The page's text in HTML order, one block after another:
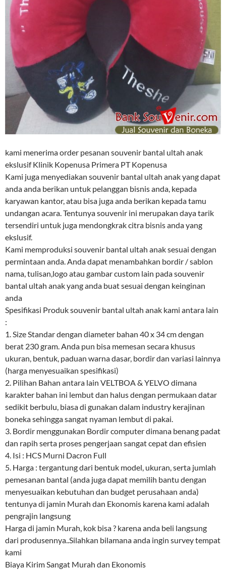
kami menerima order pesanan souvenir bantal ultah anak
ekslusif Klinik Kopenusa Primera PT Kopenusa
Kami juga menyediakan souvenir bantal ultah anak yang dapat
anda anda berikan untuk pelanggan bisnis anda, kepada
karyawan kantor, atau bisa juga anda berikan kepada tamu
undangan acara. Tentunya souvenir ini merupakan daya tarik
tersendiri untuk juga mendongkrak citra bisnis anda yang
ekslusif.
Kami memproduksi souvenir bantal ultah anak sesuai dengan
permintaan anda. Anda dapat menambahkan bordir / sablon
nama, tulisan,logo atau gambar custom lain pada souvenir
bantal ultah anak yang anda buat sesuai dengan keinginan
anda
Spesifikasi Produk souvenir bantal ultah anak kami antara lain
:
1. Size Standar dengan diameter bahan 40 x 34 cm dengan
berat 230 gram. Anda pun bisa memesan secara khusus
ukuran, bentuk, paduan warna dasar, bordir dan variasi lainnya
(harga menyesuaikan spesifikasi)
2. Pilihan Bahan antara lain VELTBOA & YELVO dimana
karakter bahan ini lembut dan halus dengan permukaan datar
sedikit berbulu, biasa di gunakan dalam industry kerajinan
boneka sehingga sangat nyaman lembut di pakai.
3. Bordir menggunakan Bordir computer dimana benang padat
dan rapih serta proses pengerjaan sangat cepat dan efisien
4. Isi : HCS Murni Dacron Full
5. Harga : tergantung dari bentuk model, ukuran, serta jumlah
pemesanan bantal (anda juga dapat memilih bantu dengan
menyesuaikan kebutuhan dan budget perusahaan anda)
tentunya di jamin Murah dan Ekonomis karena kami adalah
pengrajin langsung
Harga di jamin Murah, kok bisa ? karena anda beli langsung
dari produsennya..Silahkan bilamana anda ingin survey tempat
kami
Biaya Kirim Sangat Murah dan Ekonomis